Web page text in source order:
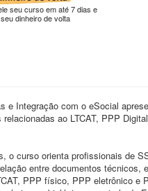
seu curso em até 7 dias e
dinheiro de volta
Integração com o eSocial
ao LTCAT, PPP
o curso orienta profissionais de
entre documentos técnicos,
PPP físico, PPP eletrônico e